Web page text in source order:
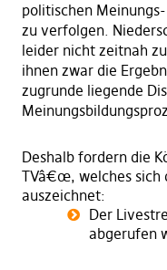
politischen
zu verfolgen.
leider nicht zeitnah
ihnen zwar die
zugrunde liegende
Deshalb fordern die
TVâ€œ, welches sich
auszeichnet:
Der
abgerufen